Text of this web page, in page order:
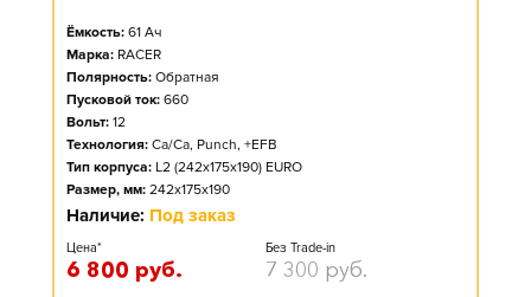
Ёмкость: 61 Ач
Марка: RACER
Полярность: Обратная
Пусковой ток: 660
Вольт: 12
Технология: Ca/Ca, Punch, +EFB
Тип корпуса: L2 (242x175x190) EURO
Размер, мм: 242x175x190
Наличие: Под заказ
Цена*
6 800 руб.
Без Trade-in
7 300 руб.